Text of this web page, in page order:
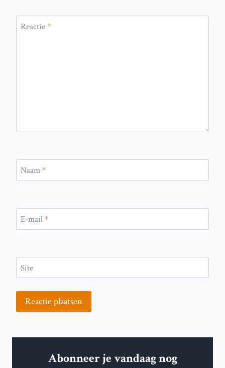
Reactie*
Naam*
E-mail*
Site
Abonneer je vandaag nog